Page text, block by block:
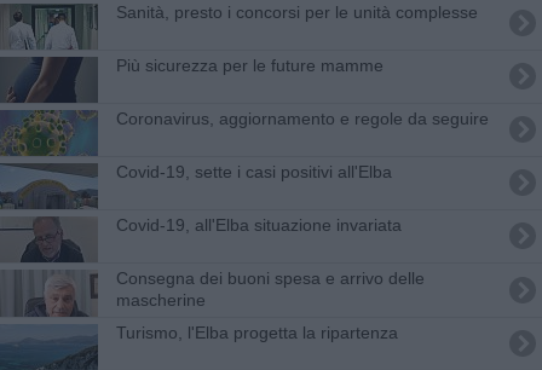
Sanità, presto i concorsi per le unità complesse
Più sicurezza per le future mamme
Coronavirus, aggiornamento e regole da seguire
Covid-19, sette i casi positivi all'Elba
Covid-19, all'Elba situazione invariata
Consegna dei buoni spesa e arrivo delle
mascherine
Turismo, l'Elba progetta la ripartenza